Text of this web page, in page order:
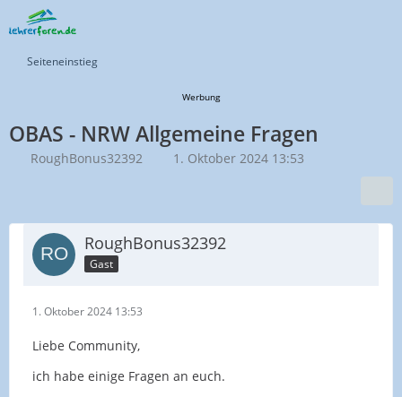
Seiteneinstieg
Werbung
OBAS - NRW Allgemeine Fragen
RoughBonus32392 1. Oktober 2024 13:53
RoughBonus32392
Gast
1. Oktober 2024 13:53
Liebe Community,
ich habe einige Fragen an euch.